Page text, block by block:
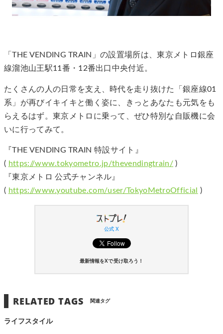
「THE VENDING TRAIN」の設置場所は、東京メトロ銀座
線溜池山王駅11番・12番出口中央付近。
たくさんの人の日常を支え、時代を走り抜けた「銀座線01
系」が再びイキイキと働く姿に、きっとあなたも元気をも
らえるはず。東京メトロに乗って、ぜひ特別な自販機に会
いに行ってみて。
『THE VENDING TRAIN 特設サイト』
( https://www.tokyometro.jp/thevendingtrain/ )
『東京メトロ 公式チャンネル』
( https://www.youtube.com/user/TokyoMetroOfficial )
公式 X
最新情報をXで受け取ろう！
RELATED TAGS 関連タグ
ライフスタイル